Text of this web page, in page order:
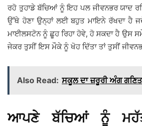
ਰਹੋ ਤੁਹਾਡੇ ਬੱਚਿਆਂ ਨੂੰ ਇਹ ਪਲ ਜੀਵਨਭਰ ਯਾਦ
ਉੱਥੇ ਹੋਣਾ ਉਨ੍ਹਾਂ ਲਈ ਬਹੁਤ ਮਾਇਨੇ ਰੱਖਦਾ ਹੈ
ਮਾਈਲਸਟੋਨ ਨੂੰ ਛੂਹ ਰਿਹਾ ਹੋਵੇ, ਹੋ ਸਕਦਾ ਹੈ ਉਸ
ਜੇਕਰ ਤੁਸੀਂ ਇਸ ਮੌਕੇ ਨੂੰ ਖੋਹ ਦਿੱਤਾ ਤਾਂ ਤੁਸੀਂ
Also Read: ਸਕੂਲ ਦਾ ਜ਼ਰੂਰੀ ਅੰਗ
ਆਪਣੇ ਬੱਚਿਆਂ ਨੂੰ